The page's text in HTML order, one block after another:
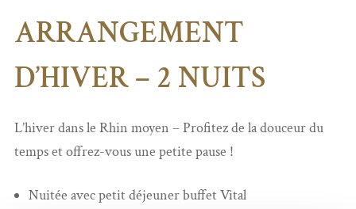
ARRANGEMENT
D’HIVER – 2 NUITS
L’hiver dans le Rhin moyen – Profitez de la douceur du
temps et offrez-vous une petite pause !
Nuitée avec petit déjeuner buffet Vital